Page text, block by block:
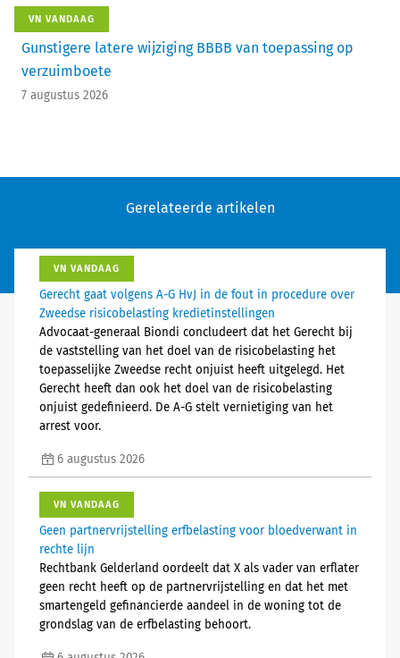
VN VANDAAG
Gunstigere latere wijziging BBBB van toepassing op
verzuimboete
7 augustus 2026
Gerelateerde artikelen
VN VANDAAG
Gerecht gaat volgens A-G HvJ in de fout in procedure over
Zweedse risicobelasting kredietinstellingen
Advocaat-generaal Biondi concludeert dat het Gerecht bij
de vaststelling van het doel van de risicobelasting het
toepasselijke Zweedse recht onjuist heeft uitgelegd. Het
Gerecht heeft dan ook het doel van de risicobelasting
onjuist gedefinieerd. De A-G stelt vernietiging van het
arrest voor.
6 augustus 2026
VN VANDAAG
Geen partnervrijstelling erfbelasting voor bloedverwant in
rechte lijn
Rechtbank Gelderland oordeelt dat X als vader van erflater
geen recht heeft op de partnervrijstelling en dat het met
smartengeld gefinancierde aandeel in de woning tot de
grondslag van de erfbelasting behoort.